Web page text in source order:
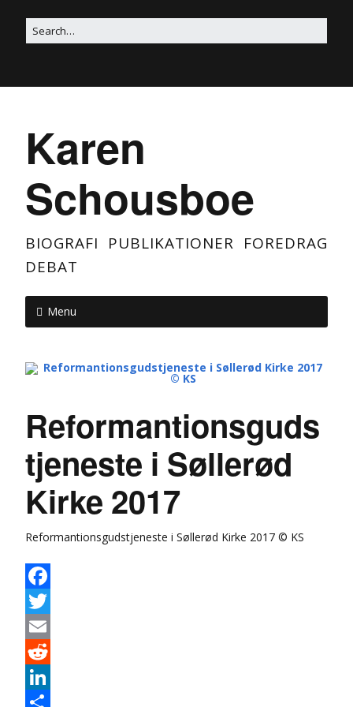
Karen
Schousboe
BIOGRAFI PUBLIKATIONER FOREDRAG
DEBAT
Menu
Reformantionsguds
tjeneste i Søllerød
Kirke 2017
Reformantionsgudstjeneste i Søllerød Kirke 2017 © KS
Facebook
Twitter
Email
Reddit
LinkedIn